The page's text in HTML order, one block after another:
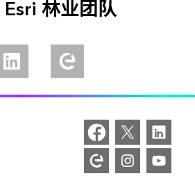
林业团队
通过 Linkedin 与我们联系
探索 Esri 社区